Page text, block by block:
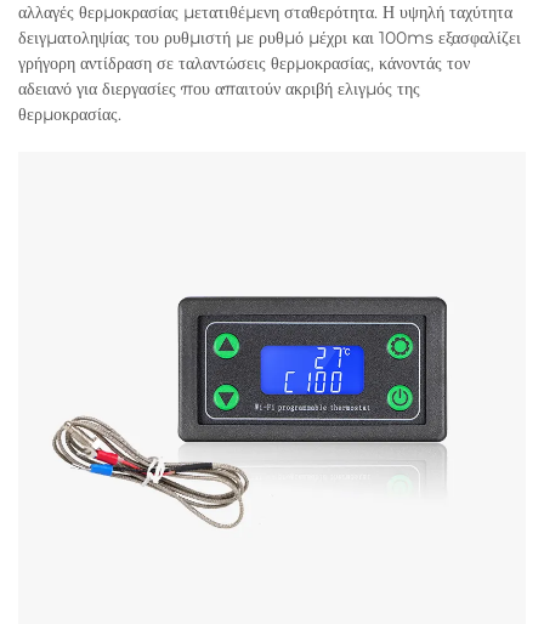
αλλαγές θερμοκρασίας μετατιθέμενη σταθερότητα. Η υψηλή ταχύτητα
δειγματοληψίας του ρυθμιστή με ρυθμό μέχρι και 100ms εξασφαλίζει
γρήγορη αντίδραση σε ταλαντώσεις θερμοκρασίας, κάνοντάς τον
αδειανό για διεργασίες που απαιτούν ακριβή ελιγμός της
θερμοκρασίας.